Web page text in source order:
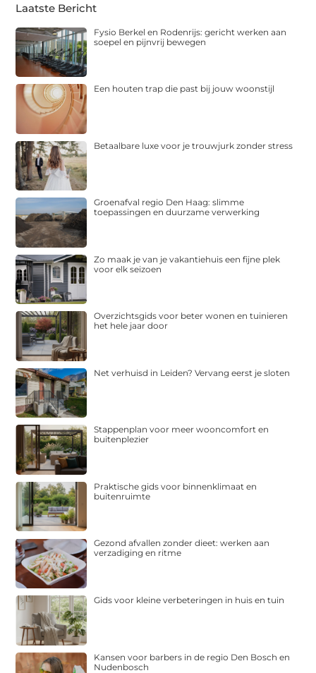
Laatste Bericht
Fysio Berkel en Rodenrijs: gericht werken aan
soepel en pijnvrij bewegen
Een houten trap die past bij jouw woonstijl
Betaalbare luxe voor je trouwjurk zonder stress
Groenafval regio Den Haag: slimme
toepassingen en duurzame verwerking
Zo maak je van je vakantiehuis een fijne plek
voor elk seizoen
Overzichtsgids voor beter wonen en tuinieren
het hele jaar door
Net verhuisd in Leiden? Vervang eerst je sloten
Stappenplan voor meer wooncomfort en
buitenplezier
Praktische gids voor binnenklimaat en
buitenruimte
Gezond afvallen zonder dieet: werken aan
verzadiging en ritme
Gids voor kleine verbeteringen in huis en tuin
Kansen voor barbers in de regio Den Bosch en
Nudenbosch